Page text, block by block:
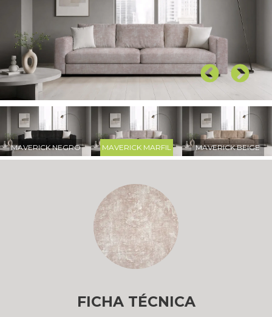
MAVERICK NEGRO MAVERICK MARFIL MAVERICK BEIGE
FICHA TÉCNICA